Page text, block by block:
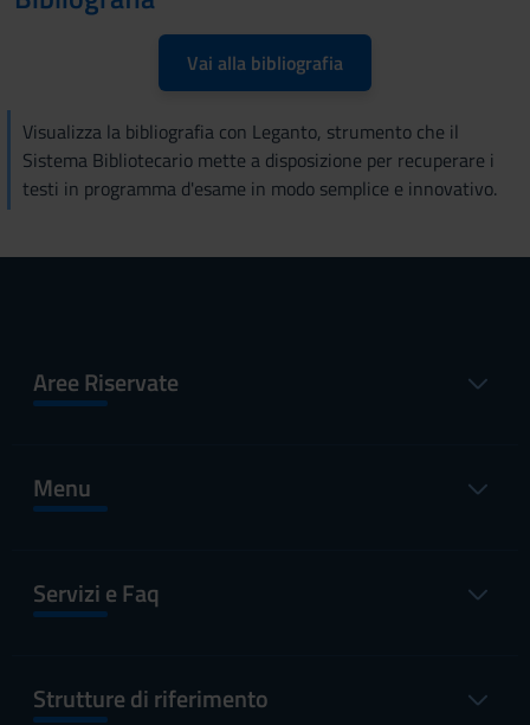
Vai alla bibliografia
Visualizza la bibliografia con Leganto, strumento che il
Sistema Bibliotecario mette a disposizione per recuperare i
testi in programma d'esame in modo semplice e innovativo.
Aree Riservate
Menu
Servizi e Faq
Strutture di riferimento